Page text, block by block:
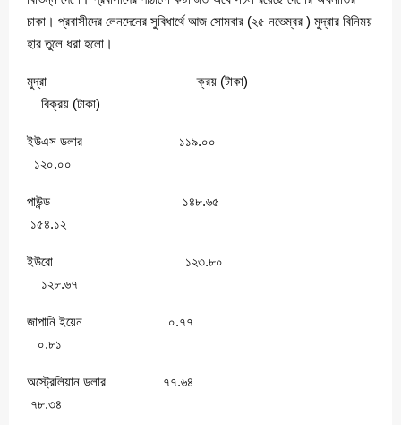
চাকা। প্রবাসীদের লেনদেনের সুবিধার্থে আজ সোমবার (২৫ নভেম্বর ) মুদ্রার বিনিময়
হার তুলে ধরা হলো।
মুদ্রা ক্রয় (টাকা)
বিক্রয় (টাকা)
ইউএস ডলার ১১৯.০০
১২০.০০
পাউন্ড ১৪৮.৬৫
১৫৪.১২
ইউরো ১২৩.৮০
১২৮.৬৭
জাপানি ইয়েন ০.৭৭
০.৮১
অস্ট্রেলিয়ান ডলার ৭৭.৬৪
৭৮.৩৪